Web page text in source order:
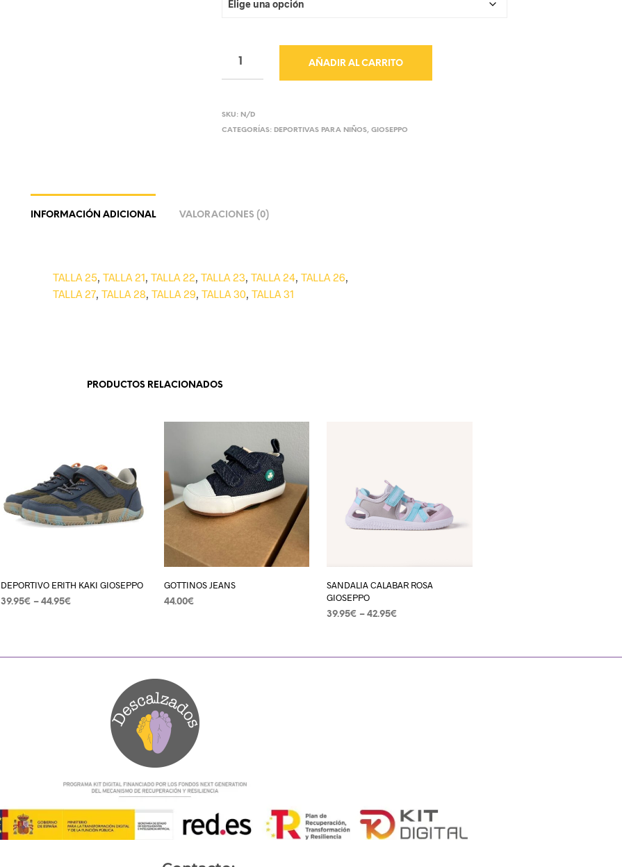
AÑADIR AL CARRITO
SKU: N/D
CATEGORÍAS: DEPORTIVAS PARA NIÑOS,GIOSEPPO
INFORMACIÓN ADICIONAL VALORACIONES (0)
TALLA 25 TALLA 21 TALLA 22 TALLA 23 TALLA 24 TALLA 26
TALLA 27 TALLA 28 TALLA 29 TALLA 30 TALLA 31
PRODUCTOS RELACIONADOS
DEPORTIVO ERITH KAKI GIOSEPPO
39.95€ – 44.95€
GOTTINOS JEANS
44.00€
SANDALIA CALABAR ROSA
GIOSEPPO
39.95€ – 42.95€